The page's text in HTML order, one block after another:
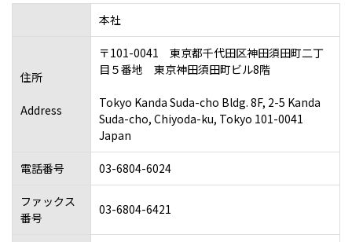
本社
住所
Address
〒101-0041 東京都千代田区神田須田町二丁
目５番地 東京神田須田町ビル8階
Tokyo Kanda Suda-cho Bldg. 8F, 2-5 Kanda
Suda-cho, Chiyoda-ku, Tokyo 101-0041
Japan
電話番号 03-6804-6024
ファックス
番号
03-6804-6421